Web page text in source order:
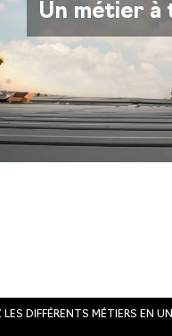
Un métier à
LES DIFFÉRENTS MÉTIERS EN